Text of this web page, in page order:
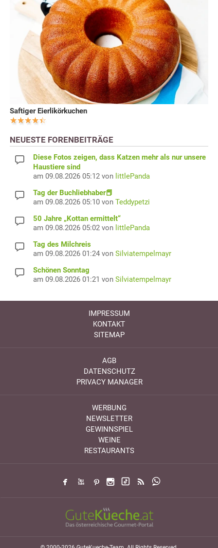
Saftiger Eierlikörkuchen
NEUESTE FORENBEITRÄGE
Diese Fotos zeigen, dass Katzen mehr als nur unsere
Haustiere sind
am 09.08.2026 05:12 von littlePanda
Tag der Buchliebhaber📕
am 09.08.2026 05:10 von Teddypetzi
50 Jahre „Kottan ermittelt“
am 09.08.2026 05:02 von littlePanda
Tag des Milchreis
am 09.08.2026 01:24 von Silviatempelmayr
Schönen Sonntag
am 09.08.2026 01:21 von Silviatempelmayr
IMPRESSUM
KONTAKT
SITEMAP
AGB
DATENSCHUTZ
PRIVACY MANAGER
WERBUNG
NEWSLETTER
GEWINNSPIEL
WEINE
RESTAURANTS